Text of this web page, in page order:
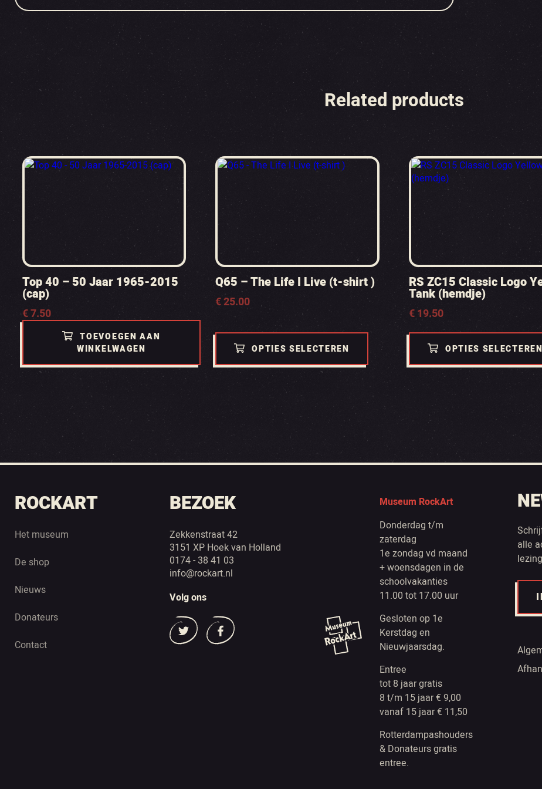
Related products
Top 40 – 50 Jaar 1965-2015
(cap)
€7.50
TOEVOEGEN AAN
WINKELWAGEN
Q65 – The Life I Live (t-shirt )
€25.00
OPTIES SELECTEREN
RS ZC15 Classic Logo
Tank (hemdje)
€19.50
OPTIES SELECTEREN
ROCKART
Het museum
De shop
Nieuws
Donateurs
Contact
BEZOEK
Zekkenstraat 42
3151 XP Hoek van Holland
0174 - 38 41 03
info@rockart.nl
Volg ons
Museum RockArt
Donderdag t/m
zaterdag
1e zondag vd maand
+ woensdagen in de
schoolvakanties
11.00 tot 17.00 uur
Gesloten op 1e
Kerstdag en
Nieuwjaarsdag.
Entree
tot 8 jaar gratis
8 t/m 15 jaar € 9,00
vanaf 15 jaar € 11,50
Rotterdampashouders
& Donateurs gratis
entree.
alle